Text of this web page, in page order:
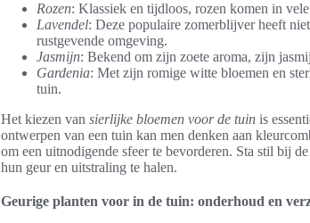
Rozen: Klassiek en tijdloos, rozen komen in
Lavendel: Deze populaire zomerblijver heeft
rustgevende omgeving.
Jasmijn: Bekend om zijn zoete aroma, zijn
Gardenia: Met zijn romige witte bloemen en
tuin.
Het kiezen van sierlijke bloemen voor de tuin is
ontwerpen van een tuin kan men denken aan
om een uitnodigende sfeer te bevorderen. Sta stil bij
hun geur en uitstraling te halen.
Geurige planten voor in de tuin: onderhoud en